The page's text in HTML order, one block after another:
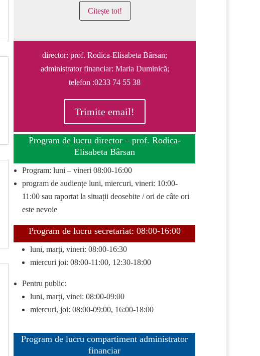
Citește tot!
director: prof. Rodica-Elisabeta Bârsan;
administrator financiar: Maria Duminică;
telefon :0233 74 55 38
Trimite email!
Program de lucru director – prof. Rodica-
Elisabeta Bârsan
Program: luni – vineri 08:00-16:00
program de audiențe luni, miercuri, vineri: 10:00-
11:00 sau raportat la situații deosebite / ori de câte ori
este nevoie
Program de lucru secretariat: 08:00-16:00
luni, marți, vineri: 08:00-16:30
miercuri joi: 08:00-11:00, 12:30-18:00
Pentru public:
luni, marți, vinei: 08:00-09:00
miercuri, joi: 08:00-09:00, 16:00-18:00
Program de lucru compartiment administrator
financiar